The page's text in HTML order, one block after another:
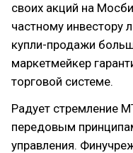
своих акций на
частному инвестору
купли-продажи
маркетмейкер
торговой системе.
Радует стремление
передовым
управления.